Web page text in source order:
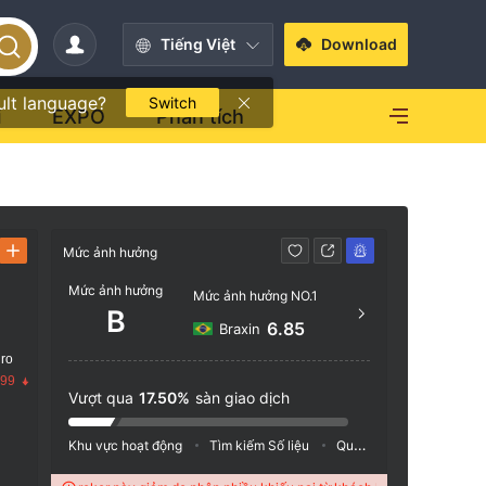
Tiếng Việt
language? Switch
Download
EXPO Phân tích
Mức ảnh hưởng
Mức ảnh hưởng
B
Mức ảnh hưởng NO.1
Braxin 6.85
Vượt qua 17.50% sàn giao dịch
Khu vực hoạt động Tìm kiếm Số liệu Quảng cáo